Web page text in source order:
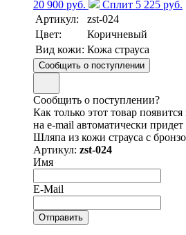
20 900 руб.
Сплит 5 225 руб.
Артикул:
zst-024
Цвет:
Коричневый
Вид кожи: Кожа страуса
Сообщить о поступлении
Сообщить о поступлении?
Как только этот товар
на e-mail автоматически
Шляпа из кожи страуса с
Артикул: zst-024
Имя
E-Mail